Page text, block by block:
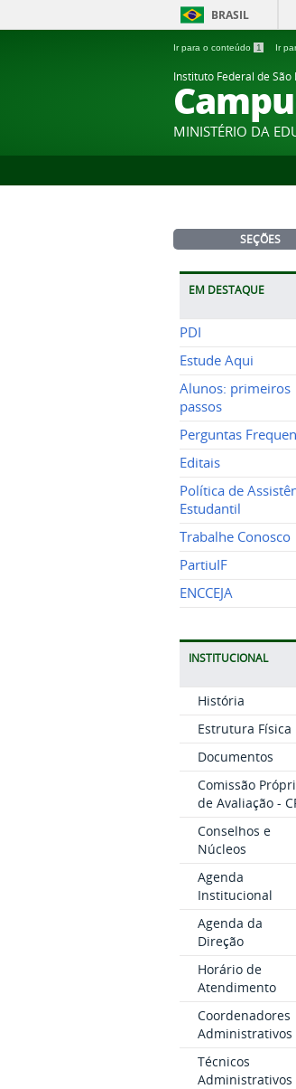
BRASIL
Ir para o conteúdo 1 Ir
Instituto Federal de São
MINISTÉRIO DA
SEÇÕES
EM DESTAQUE
PDI
Estude Aqui
Alunos: primeiros
passos
Perguntas
Editais
Política de
Estudantil
Trabalhe Conosco
PartiuIF
ENCCEJA
INSTITUCIONAL
História
Estrutura Física
Documentos
Comissão
de Avaliação -
Conselhos e
Núcleos
Agenda
Institucional
Agenda da
Direção
Horário de
Atendimento
Coordenadores
Administrativos
Técnicos
Administrativos